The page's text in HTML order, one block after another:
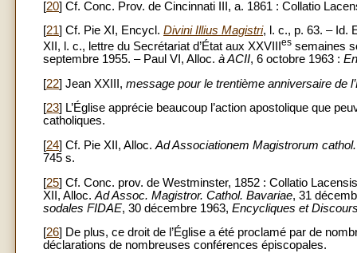
[20] Cf. Conc. Prov. de Cincinnati III, a. 1861 : Collatio
[21] Cf. Pie XI, Encycl. Divini Illius Magistri, l. c., p. 63. – Id.
XII, l. c., lettre du Secrétariat d’État aux XXVIII es semaines
septembre 1955. – Paul VI, Alloc. à ACII, 6 octobre 1963 :
[22] Jean XXIII, message pour le trentième anniversaire de
[23] L’Église apprécie beaucoup l’action apostolique que
catholiques.
[24] Cf. Pie XII, Alloc. Ad Associationem Magistrorum
745 s.
[25] Cf. Conc. prov. de Westminster, 1852 : Collatio
XII, Alloc. Ad Assoc. Magistror. Cathol. Bavariae, 31
sodales FIDAE, 30 décembre 1963, Encycliques et
[26] De plus, ce droit de l’Église a été proclamé par de
déclarations de nombreuses conférences épiscopales.